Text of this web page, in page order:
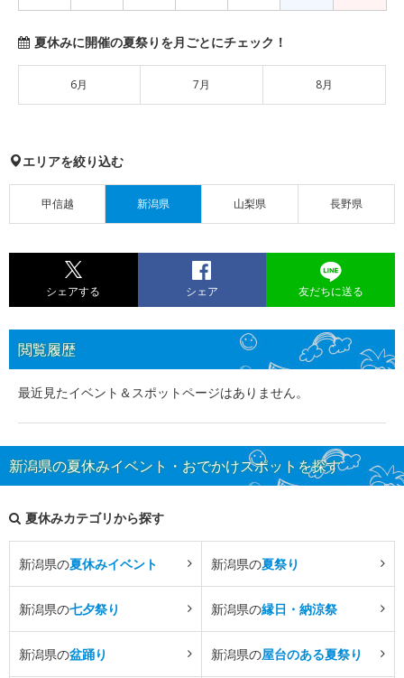
夏休みに開催の夏祭りを月ごとにチェック！
6月 7月 8月
エリアを絞り込む
甲信越 新潟県 山梨県 長野県
シェアする シェア 友だちに送る
閲覧履歴
最近見たイベント＆スポットページはありません。
新潟県の夏休みイベント・おでかけスポットを探す
夏休みカテゴリから探す
新潟県の夏休みイベント 新潟県の夏祭り
新潟県の七夕祭り 新潟県の縁日・納涼祭
新潟県の盆踊り 新潟県の屋台のある夏祭り